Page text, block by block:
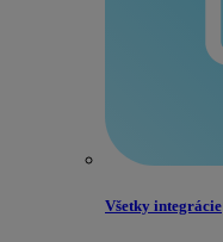
Všetky integrácie